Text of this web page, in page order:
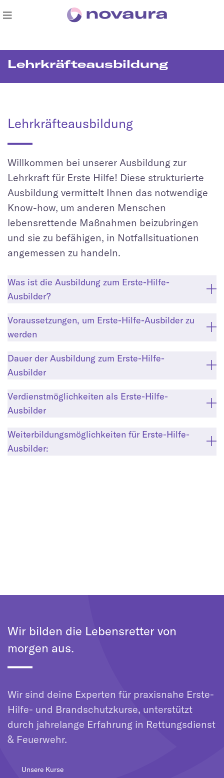
Lehrkräfteausbildung
Lehrkräfteausbildung
Willkommen bei unserer Ausbildung zur
Lehrkraft für Erste Hilfe! Diese strukturierte
Ausbildung vermittelt Ihnen das notwendige
Know-how, um anderen Menschen
lebensrettende Maßnahmen beizubringen
und sie zu befähigen, in Notfallsituationen
angemessen zu handeln.
Was ist die Ausbildung zum Erste-Hilfe-
Ausbilder?
Voraussetzungen, um Erste-Hilfe-Ausbilder zu
werden
Dauer der Ausbildung zum Erste-Hilfe-
Ausbilder
Verdienstmöglichkeiten als Erste-Hilfe-
Ausbilder
Weiterbildungsmöglichkeiten für Erste-Hilfe-
Ausbilder:
Wir bilden die Lebensretter von
morgen aus.
Wir sind deine Experten für praxisnahe Erste-
Hilfe- und Brandschutzkurse, unterstützt
durch jahrelange Erfahrung in Rettungsdienst
& Feuerwehr.
Unsere Kurse